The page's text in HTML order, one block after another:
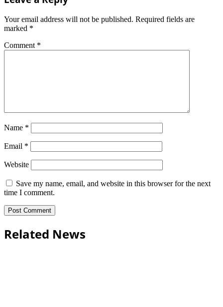
Your email address will not be published. Required fields are
marked *
Comment *
Name *
Email *
Website
Save my name, email, and website in this browser for the next
time I comment.
Related News